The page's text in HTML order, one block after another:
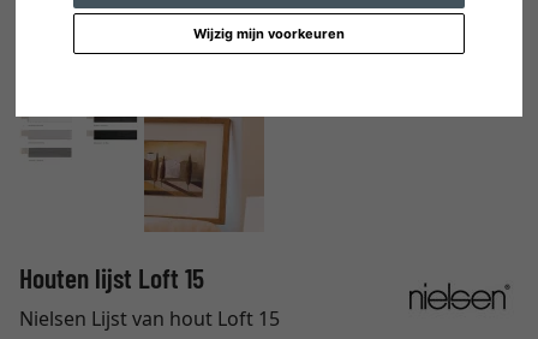
Wijzig mijn voorkeuren
Houten lijst Loft 15
Nielsen Lijst van hout Loft 15